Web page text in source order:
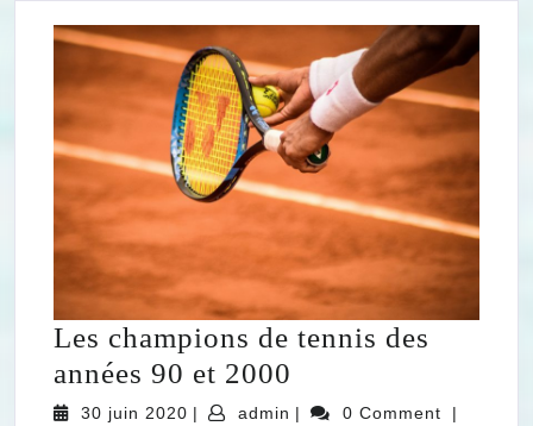
?
Les champions de tennis des
années 90 et 2000
champions
30 juin 2020 30
| admin admin
| 0 Comment
|